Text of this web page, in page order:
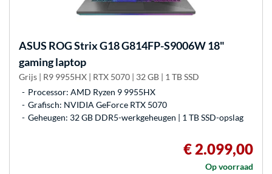
ASUS ROG Strix G18 G814FP-S9006W 18"
gaming laptop
Grijs | R9 9955HX | RTX 5070 | 32 GB | 1 TB SSD
Processor: AMD Ryzen 9 9955HX
Grafisch: NVIDIA GeForce RTX 5070
Geheugen: 32 GB DDR5-werkgeheugen | 1 TB SSD-opslag
€ 2.099,00
Op voorraad